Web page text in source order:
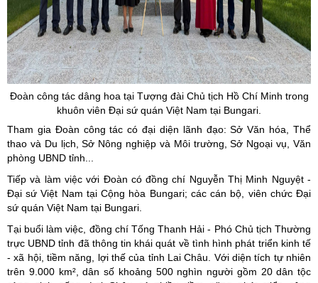
Đoàn công tác dâng hoa tại Tượng đài Chủ tịch Hồ Chí Minh trong
khuôn viên Đại sứ quán Việt Nam tại Bungari.
Tham gia Đoàn công tác có đại diện lãnh đạo: Sở Văn hóa, Thể
thao và Du lịch, Sở Nông nghiệp và Môi trường, Sở Ngoại vụ, Văn
phòng UBND tỉnh...
Tiếp và làm việc với Đoàn có đồng chí Nguyễn Thị Minh Nguyệt -
Đại sứ Việt Nam tại Cộng hòa Bungari; các cán bộ, viên chức Đại
sứ quán Việt Nam tại Bungari.
Tại buổi làm việc, đồng chí Tống Thanh Hải - Phó Chủ tịch Thường
trực UBND tỉnh đã thông tin khái quát về tình hình phát triển kinh tế
- xã hội, tiềm năng, lợi thế của tỉnh Lai Châu. Với diện tích tự nhiên
trên 9.000 km², dân số khoảng 500 nghìn người gồm 20 dân tộc